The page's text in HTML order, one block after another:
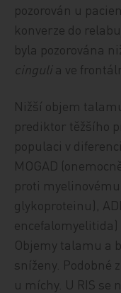
pozorován u
konverze do
byla pozorována
cinguli a ve
Nižší objem
prediktor těžšího
populaci v
MOGAD
proti
glykoproteinu),
encefalomyelitida)
Objemy talamu a
sníženy. Podobné
u míchy. U RIS